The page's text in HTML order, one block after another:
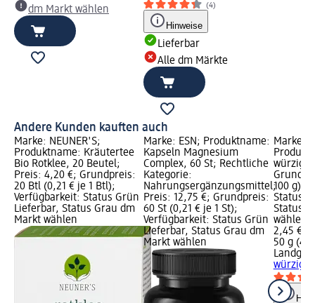
dm Markt wählen
(4)
Hinweise
Lieferbar
Alle dm Märkte
Andere Kunden kauften auch
Marke: NEUNER'S;
Produktname: Kräutertee
Bio Rotklee, 20 Beutel;
Preis: 4,20 €; Grundpreis:
20 Btl (0,21 € je 1 Btl);
Verfügbarkeit: Status Grün
Lieferbar, Status Grau dm
Markt wählen
Marke: ESN; Produktname:
Kapseln Magnesium
Complex, 60 St; Rechtliche
Kategorie:
Nahrungsergänzungsmittel;
Preis: 12,75 €; Grundpreis:
60 St (0,21 € je 1 St);
Verfügbarkeit: Status Grün
Lieferbar, Status Grau dm
Markt wählen
Marke:
würzig,
100 g);
Status
Status
wählen
2,45 €
50 g
würzig,